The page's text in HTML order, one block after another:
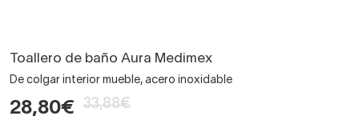
Toallero de baño Aura Medimex
De colgar interior mueble, acero inoxidable
28,80€ 33,88€